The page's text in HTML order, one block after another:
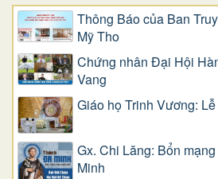
Thông Báo của Ban
Mỹ Tho
Chứng nhân Đại Hội
Vang
Giáo họ Trinh Vương:
Gx. Chi Lăng: Bổn
Minh